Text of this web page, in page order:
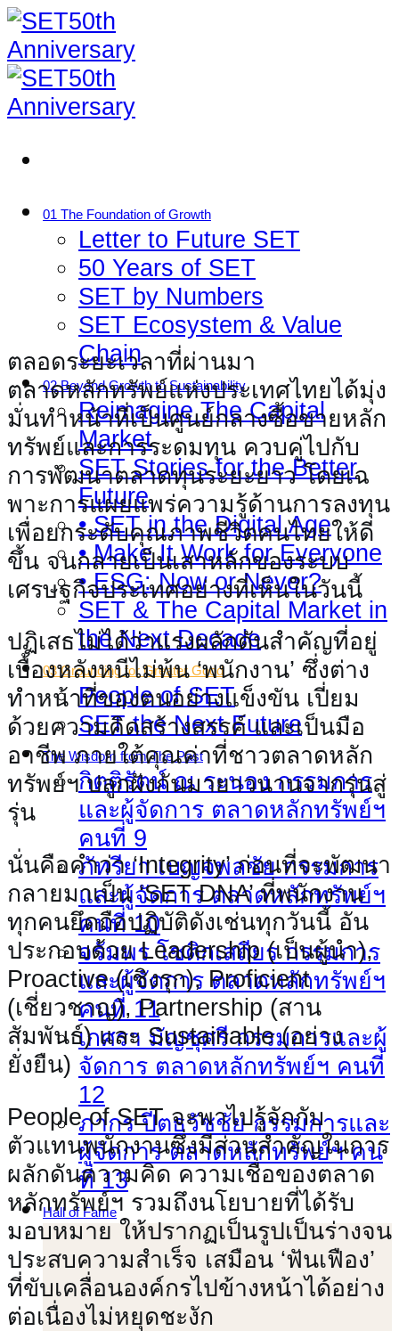
Skip
to
content
01 The Foundation of Growth
Letter to Future SET
50 Years of SET
SET by Numbers
SET Ecosystem & Value
Chain
02 Beyond Growth to Sustainability
Reimagine The Capital
Market
SET Stories for the Better
Future
• SET in the Digital Age
• Make It Work for Everyone
• ESG: Now or Never?
SET & The Capital Market in
the Next Decade
03 Grounding for Greater Good
People of SET
SET the Next Future
The Wisdom from The Past
กิตติรัตน์ ณ ระนอง กรรมการ
และผู้จัดการ ตลาดหลักทรัพย์ฯ
คนที่ 9
ภัทรียา เบญจพลชัย กรรมการ
และผู้จัดการ ตลาดหลักทรัพย์ฯ
คนที่ 10
จรัมพร โชติกเสถียร กรรมการ
และผู้จัดการ ตลาดหลักทรัพย์ฯ
คนที่ 11
เกศรา มัญชุศรี กรรมการและผู้
จัดการ ตลาดหลักทรัพย์ฯ คนที่
12
ภากร ปีตธวัชชัย กรรมการและ
ผู้จัดการ ตลาดหลักทรัพย์ฯ คน
ที่ 13
Hall of Fame
ตลอดระยะเวลาที่ผ่านมา
ตลาดหลักทรัพย์แห่งประเทศไทยได้มุ่ง
มั่นทำหน้าที่เป็นศูนย์กลางซื้อขายหลัก
ทรัพย์และการระดมทุน ควบคู่ไปกับ
การพัฒนาตลาดทุนระยะยาว โดยเฉ
พาะการแผยแพร่ความรู้ด้านการลงทุน
เพื่อยกระดับคุณภาพชีวิตคนไทยให้ดี
ขึ้น จนกลายเป็นเสาหลักของระบบ
เศรษฐกิจประเทศอย่างที่เห็นในวันนี้
ปฏิเสธไม่ได้ว่าแรงผลักดันสําคัญที่อยู่
เบื้องหลังหนีไม่พ้น ‘พนักงาน’ ซึ่งต่าง
ทําหน้าที่ของตนอย่างแข็งขัน เปี่ยม
ด้วยความคิดสร้างสรรค์ และเป็นมือ
อาชีพ ภายใต้คุณค่าที่ชาวตลาดหลัก
ทรัพย์ฯ ปลูกฝังกันมายาวนานจากรุ่นสู่
รุ่น
นั่นคือคําว่า ‘Integrity’ ก่อนที่จะพัฒนา
กลายมาเป็น ‘SET DNA’ ที่พนักงาน
ทุกคนยึดถือปฏิบัติดังเช่นทุกวันนี้ อัน
ประกอบด้วย Leadership (เป็นผู้นำ),
Proactive (เชิงรุก), Proficient
(เชี่ยวชาญ), Partnership (สาน
สัมพันธ์) และ Sustainable (อย่าง
ยั่งยืน)
People of SET จะพาไปรู้จักกับ
ตัวแทนพนักงานซึ่งมีส่วนสําคัญในการ
ผลักดันความคิด ความเชื่อของตลาด
หลักทรัพย์ฯ รวมถึงนโยบายที่ได้รับ
มอบหมาย ให้ปรากฏเป็นรูปเป็นร่างจน
ประสบความสำเร็จ เสมือน ‘ฟันเฟือง’
ที่ขับเคลื่อนองค์กรไปข้างหน้าได้อย่าง
ต่อเนื่องไม่หยุดชะงัก